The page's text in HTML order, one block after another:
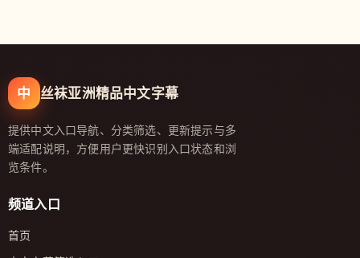
中 丝袜亚洲精品中文字幕
提供中文入口导航、分类筛选、更新提示与多
端适配说明，方便用户更快识别入口状态和浏
览条件。
频道入口
首页